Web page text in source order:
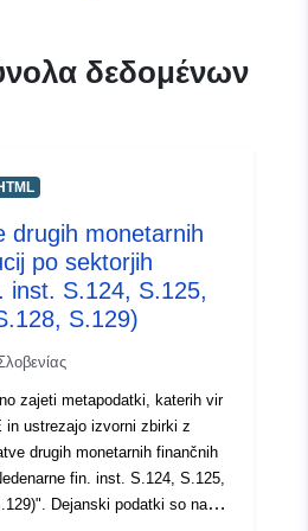
δεδομένων
drugih monetarnih
po sektorjih
inst. S.124, S.125,
S.129)
zajeti metapodatki, katerih vir
ustrezajo izvorni zbirki z
drugih monetarnih finančnih
fin. inst. S.124, S.125,
so na